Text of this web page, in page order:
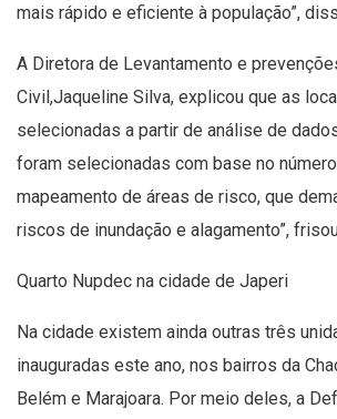
mais rápido e eficiente à população”,
A Diretora de Levantamento e
Civil,Jaqueline Silva, explicou que as
selecionadas a partir de análise de
foram selecionadas com base no
mapeamento de áreas de risco, que
riscos de inundação e alagamento”,
Quarto Nupdec na cidade de Japeri
Na cidade existem ainda outras três
inauguradas este ano, nos bairros da
Belém e Marajoara. Por meio deles, a